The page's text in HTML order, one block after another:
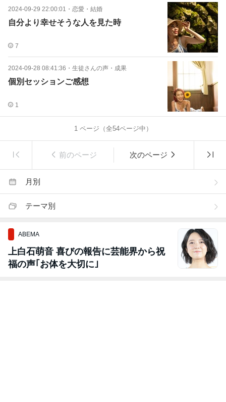
2024-09-29 22:00:01 ・ 恋愛・結婚
自分より幸せそうな人を見た時
7
2024-09-28 08:41:36 ・ 生徒さんの声・成果
個別セッションご感想
1
1ページ（全54ページ中）
前のページ 次のページ
月別
テーマ別
ABEMA
上白石萌音 喜びの報告に芸能界から祝
福の声｢お体を大切に｣